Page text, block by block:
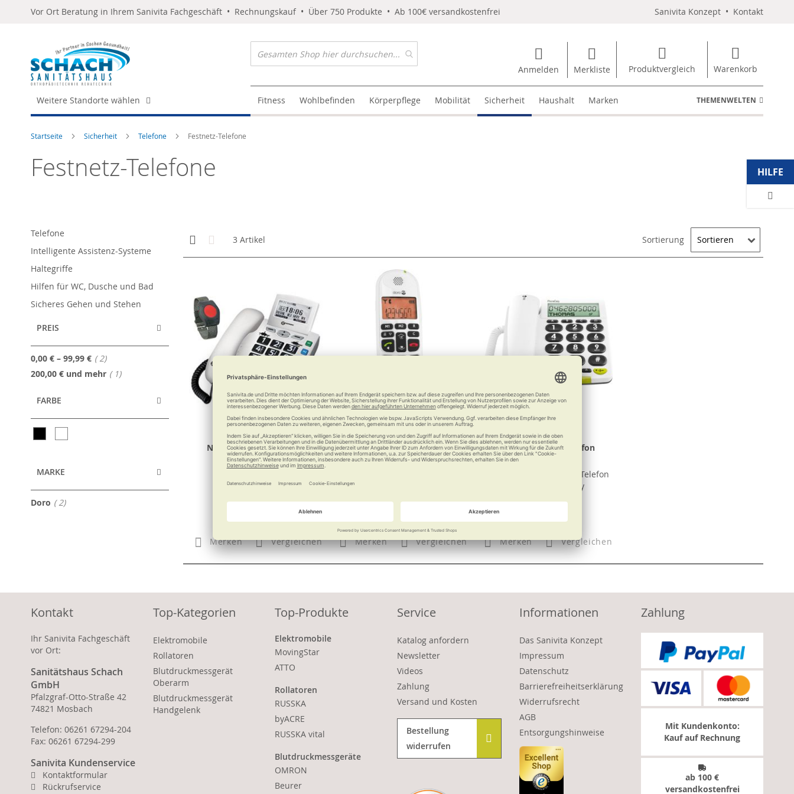
Vor Ort Beratung in Ihrem Sanivita Fachgeschäft • Rechnungskauf • Über 750 Produkte • Ab 100€ versandkostenfrei Sanivita Konzept • Kontakt
Anmelden Merkliste Produktvergleich Warenkorb
Weitere Standorte wählen Fitness Wohlbefinden Körperpflege Mobilität Sicherheit Haushalt Marken THEMENWELTEN
Startseite Sicherheit Telefone Festnetz-Telefone
Festnetz-Telefone
Anzeigen
als
Kachelansicht
3 Artikel Sortierung
Notruftelefon Easywave
Komfort-Telefon mit
249,00 €
Merken Vergleichen
Doro Schnurlostelefon
PhoneEasy 100w
45,00 €
Merken Vergleichen
Doro Großtastentelefon
PhoneEasy 312cs
Einfach zu bedienendes Telefon
mit großem Display
45,00 €
Merken Vergleichen
Telefone
Intelligente Assistenz-Systeme
Haltegriffe
Hilfen für WC, Dusche und Bad
Sicheres Gehen und Stehen
PREIS
0,00 € – 99,99 € 2Artikel
200,00 € und mehr 1Artikel
FARBE
MARKE
Doro 2Artikel
HILFE
Kontakt
Ihr Sanivita Fachgeschäft
vor Ort:
Sanitätshaus Schach
GmbH
Pfalzgraf-Otto-Straße 42
74821 Mosbach
Telefon: 06261 67294-204
Fax: 06261 67294-299
Sanivita Kundenservice
Kontaktformular
Rückrufservice
Top-Kategorien
Elektromobile
Rollatoren
Blutdruckmessgerät
Oberarm
Blutdruckmessgerät
Handgelenk
Top-Produkte
Elektromobile
MovingStar
ATTO
Rollatoren
RUSSKA
byACRE
RUSSKA vital
Blutdruckmessgeräte
OMRON
Beurer
Service
Katalog anfordern
Newsletter
Videos
Zahlung
Versand und Kosten
Bestellung
widerrufen
Informationen
Das Sanivita Konzept
Impressum
Datenschutz
Barrierefreiheitserklärung
Widerrufsrecht
AGB
Entsorgungshinweise
Zahlung
Mit Kundenkonto:
Kauf auf Rechnung
ab 100 €
versandkostenfrei